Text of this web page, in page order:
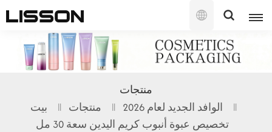
العربية
English
français
русский
منتجات
بيت منتجات
الوافد الجديد لعام 2026
تخصيص عبوة أنبوب كريم اليدين سعة 30 مل